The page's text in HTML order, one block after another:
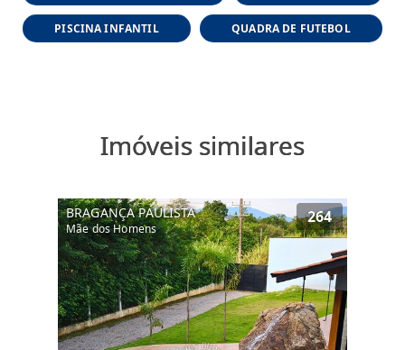
PISCINA INFANTIL QUADRA DE FUTEBOL
Imóveis similares
BRAGANÇA PAULISTA
Mãe dos Homens
264